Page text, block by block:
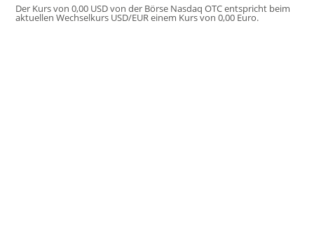
Der Kurs von 0,00 USD von der Börse Nasdaq OTC entspricht beim
aktuellen Wechselkurs USD/EUR einem Kurs von 0,00 Euro.